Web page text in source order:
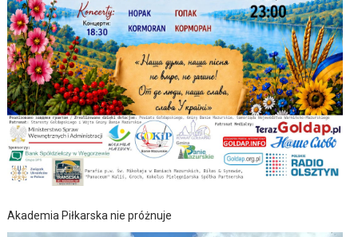
Akademia Piłkarska nie próżnuje